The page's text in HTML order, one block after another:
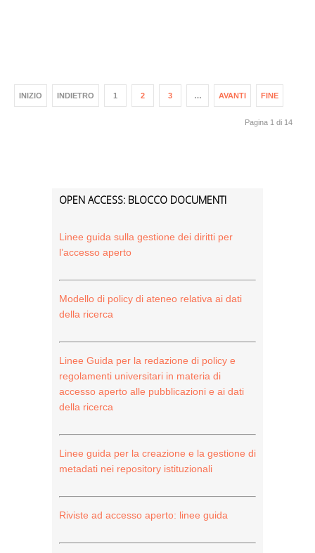
INIZIO INDIETRO 1 2 3 … AVANTI FINE
Pagina 1 di 14
OPEN ACCESS: BLOCCO DOCUMENTI
Linee guida sulla gestione dei diritti per
l’accesso aperto
Modello di policy di ateneo relativa ai dati
della ricerca
Linee Guida per la redazione di policy e
regolamenti universitari in materia di
accesso aperto alle pubblicazioni e ai dati
della ricerca
Linee guida per la creazione e la gestione di
metadati nei repository istituzionali
Riviste ad accesso aperto: linee guida